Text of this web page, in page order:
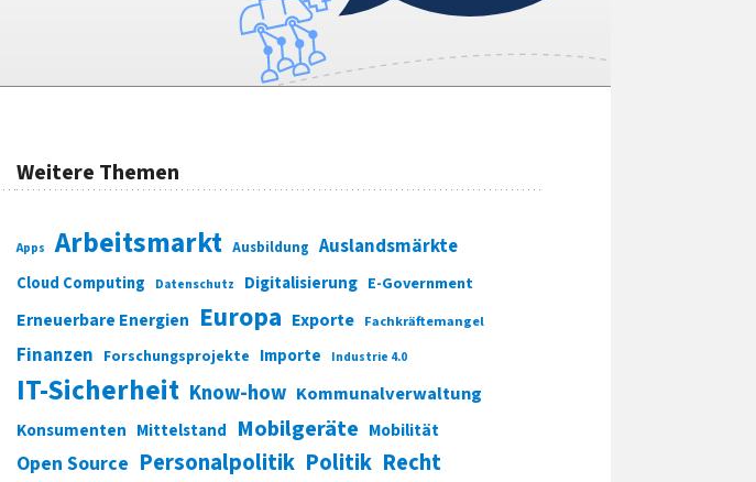
Weitere Themen
Apps Arbeitsmarkt Ausbildung Auslandsmärkte
Cloud Computing Datenschutz Digitalisierung E-Government
Erneuerbare Energien Europa Exporte Fachkräftemangel
Finanzen Forschungsprojekte Importe Industrie 4.0
IT-Sicherheit Know-how Kommunalverwaltung
Konsumenten Mittelstand Mobilgeräte Mobilität
Open Source Personalpolitik Politik Recht